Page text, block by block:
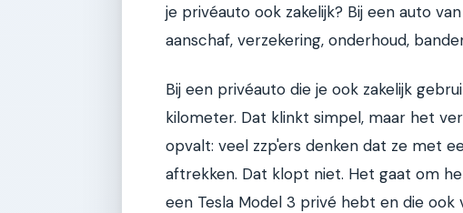
je privéauto ook zakelijk? Bij een auto
aanschaf, verzekering, onderhoud,
Bij een privéauto die je ook zakelijk
kilometer. Dat klinkt simpel, maar het
opvalt: veel zzp'ers denken dat ze met
aftrekken. Dat klopt niet. Het gaat om
een Tesla Model 3 privé hebt en die